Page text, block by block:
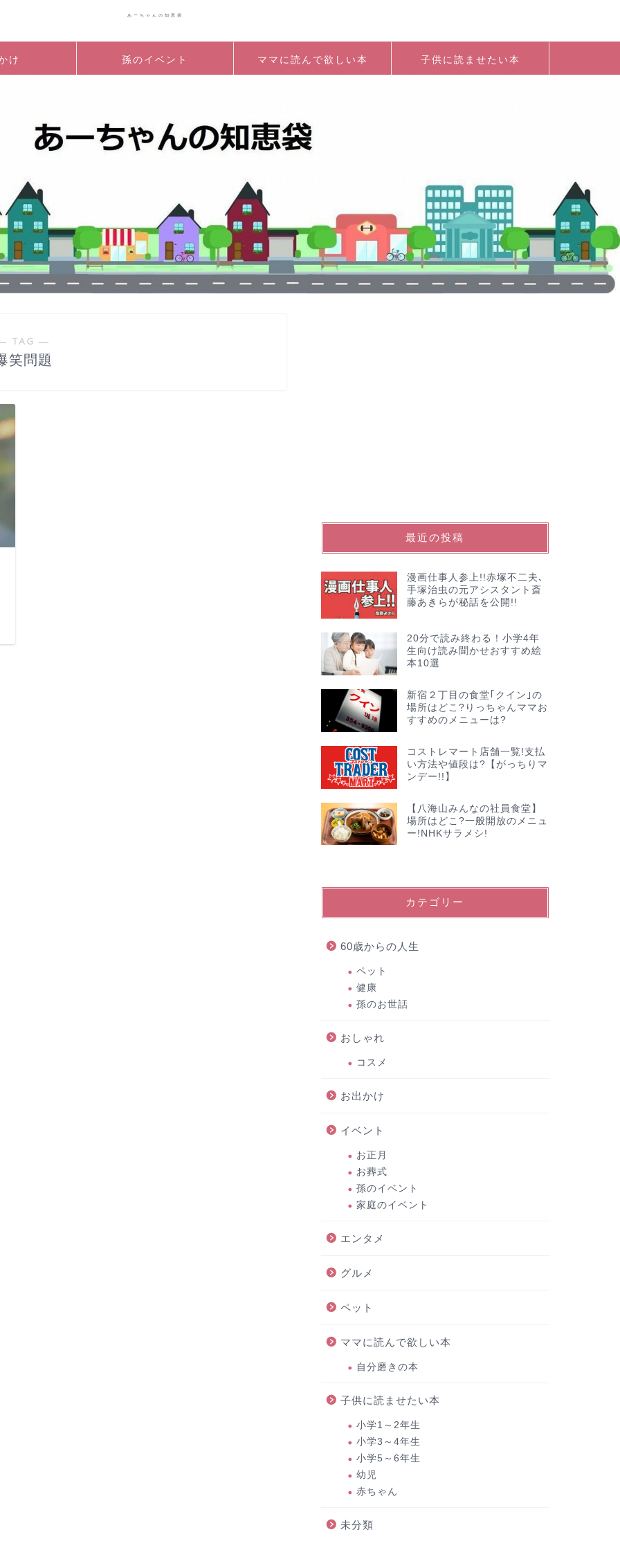
あーちゃんの知恵袋
け 孫のイベント ママに読んで欲しい本 子供に読ませたい本
TAG ―
笑問題
最近の投稿
漫画仕事人参上!!赤塚不二夫､
手塚治虫の元アシスタント斎
藤あきらが秘話を公開!!
20分で読み終わる！小学4年
生向け読み聞かせおすすめ絵
本10選
新宿２丁目の食堂｢クイン｣の
場所はどこ?りっちゃんママお
すすめのメニューは?
コストレマート店舗一覧!支払
い方法や値段は?【がっちりマ
ンデー!!】
【八海山みんなの社員食堂】
場所はどこ?一般開放のメニュ
ー!NHKサラメシ!
カテゴリー
60歳からの人生
ペット
健康
孫のお世話
おしゃれ
コスメ
お出かけ
イベント
お正月
お葬式
孫のイベント
家庭のイベント
エンタメ
グルメ
ペット
ママに読んで欲しい本
自分磨きの本
子供に読ませたい本
小学1～2年生
小学3～4年生
小学5～6年生
幼児
赤ちゃん
未分類